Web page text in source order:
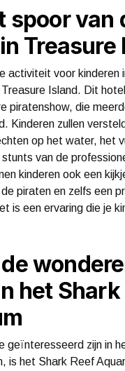
spoor van
Treasure
activiteit voor kinderen
Island. Dit
piratenshow, die
Kinderen zullen
op het water, het
van de
kinderen ook een
piraten en zelfs een
is een ervaring die je
het Shark
geïnteresseerd zijn in
is het Shark Reef